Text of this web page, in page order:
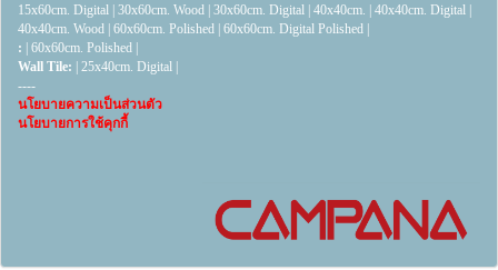
15x60cm. Digital 30x60cm. Wood 30x60cm. Digital 40x40cm. 40x40cm. Digital
40x40cm. Wood 60x60cm. Polished 60x60cm. Digital Polished
:
60x60cm. Polished
Wall Tile:
25x40cm. Digital
----
นโยบายความเป็นส่วนตัว
นโยบายการใช้คุกกี้